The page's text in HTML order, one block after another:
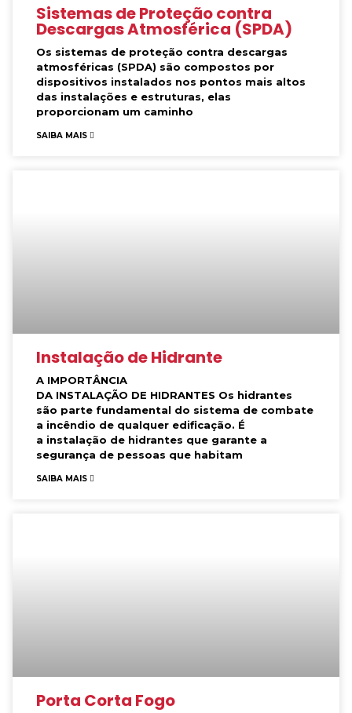
Sistemas de Proteção contra
Descargas Atmosférica (SPDA)
Os sistemas de proteção contra descargas
atmosféricas (SPDA) são compostos por
dispositivos instalados nos pontos mais altos
das instalações e estruturas, elas
proporcionam um caminho
SAIBA MAIS
Instalação de Hidrante
A IMPORTÂNCIA
DA INSTALAÇÃO DE HIDRANTES Os hidrantes
são parte fundamental do sistema de combate
a incêndio de qualquer edificação. É
a instalação de hidrantes que garante a
segurança de pessoas que habitam
SAIBA MAIS
Porta Corta Fogo